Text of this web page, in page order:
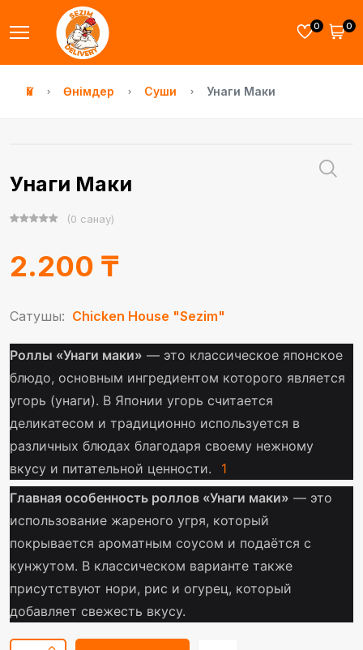
0 0
Үй Өнімдер Суши Унаги Маки
Унаги Маки
(0 санау)
2.200 ₸
Сатушы: Chicken House "Sezim"
Роллы «Унаги маки» — это классическое японское
блюдо, основным ингредиентом которого является
угорь (унаги). В Японии угорь считается
деликатесом и традиционно используется в
различных блюдах благодаря своему нежному
вкусу и питательной ценности.
1
Главная особенность роллов «Унаги маки» — это
использование жареного угря, который
покрывается ароматным соусом и подаётся с
кунжутом. В классическом варианте также
присутствуют нори, рис и огурец, который
добавляет свежесть вкусу.